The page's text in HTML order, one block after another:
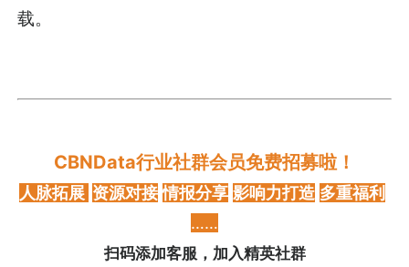
载。
CBNData行业社群会员免费招募啦！
人脉拓展 资源对接 情报分享 影响力打造 多重福利
……
扫码添加客服，加入精英社群